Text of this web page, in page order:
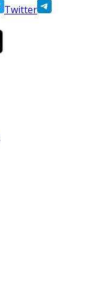
Twitter